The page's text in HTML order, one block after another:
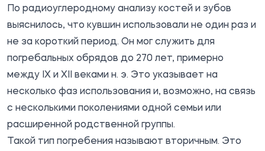
По радиоуглеродному анализу костей и зубов
выяснилось, что кувшин использовали не один раз и
не за короткий период. Он мог служить для
погребальных обрядов до 270 лет, примерно
между IX и XII веками н. э. Это указывает на
несколько фаз использования и, возможно, на связь
с несколькими поколениями одной семьи или
расширенной родственной группы.
Такой тип погребения называют вторичным. Это